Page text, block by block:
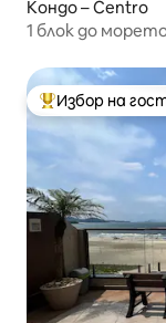
Кондо – Centro
1 блок до
Най-популярен
Избор на